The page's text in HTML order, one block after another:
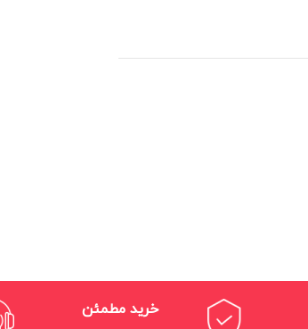
خرید مطمئن